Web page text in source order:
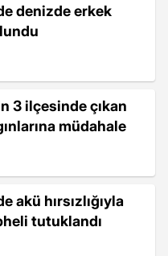
denizde erkek
3 ilçesinde çıkan
müdahale
akü hırsızlığıyla
tutuklandı